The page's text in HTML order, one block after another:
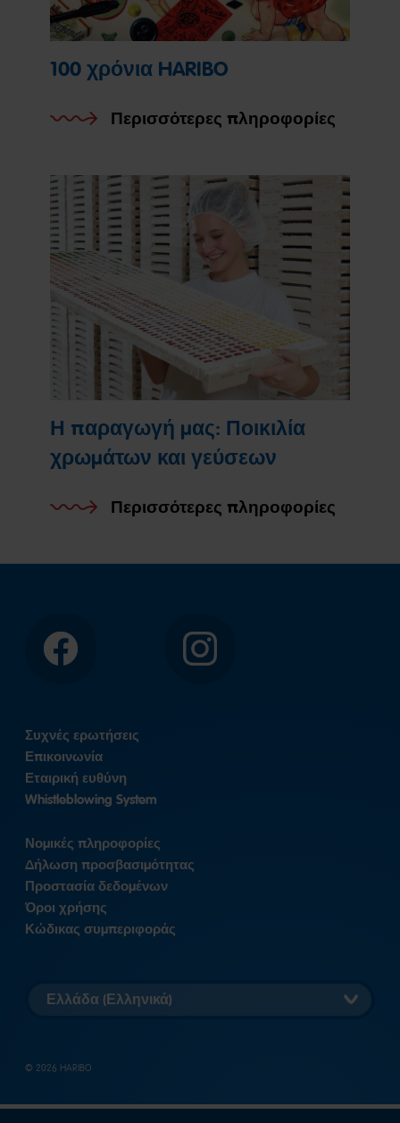
100 χρόνια HARIBO
Περισσότερες πληροφορίες
Η παραγωγή μας: Ποικιλία
χρωμάτων και γεύσεων
Περισσότερες πληροφορίες
Facebook Instagram
Συχνές ερωτήσεις
Επικοινωνία
Εταιρική ευθύνη
Whistleblowing System
Νομικές πληροφορίες
Δήλωση προσβασιμότητας
Προστασία δεδομένων
Όροι χρήσης
Κώδικας συμπεριφοράς
Επιλογή
έκδοσης
© 2026 HARIBO